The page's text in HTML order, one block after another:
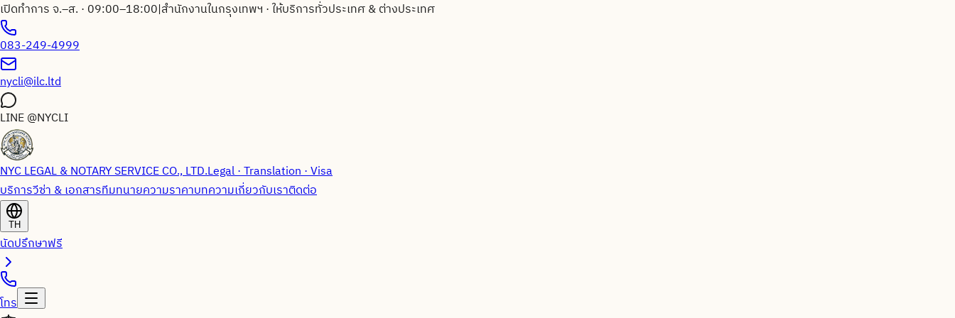
เปิดทำการ จ.–ส. · 09:00–18:00|สำนักงานในกรุงเทพฯ · ให้บริการทั่วประเทศ & ต่างประเทศ
083-249-4999
nycli@ilc.ltd
LINE@NYCLI
NYC LEGAL & NOTARY SERVICE CO., LTD.Legal · Translation · Visa
บริการวีซ่า & เอกสารทีมทนายความราคาบทความเกี่ยวกับเราติดต่อ
TH
นัดปรึกษาฟรี
โทร